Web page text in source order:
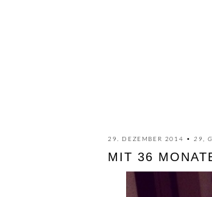
29. DEZEMBER 2014 • 29 ,
MIT 36